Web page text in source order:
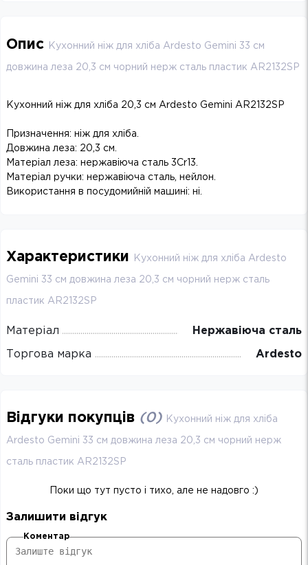
Опис Кухонний ніж для хліба Ardesto Gemini 33 см
довжина леза 20,3 см чорний нерж сталь пластик AR2132SP
Кухонний ніж для хліба 20,3 см Ardesto Gemini AR2132SP
Призначення: ніж для хліба.
Довжина леза: 20,3 см.
Матеріал леза: нержавіюча сталь 3Cr13.
Матеріал ручки: нержавіюча сталь, нейлон.
Використання в посудомийній машині: ні.
Характеристики Кухонний ніж для хліба Ardesto
Gemini 33 см довжина леза 20,3 см чорний нерж сталь
пластик AR2132SP
Матеріал Нержавіюча сталь
Торгова марка Ardesto
Відгуки покупців (0) Кухонний ніж для хліба
Ardesto Gemini 33 см довжина леза 20,3 см чорний нерж
сталь пластик AR2132SP
Поки що тут пусто і тихо, але не надовго :)
Залишити відгук
Коментар